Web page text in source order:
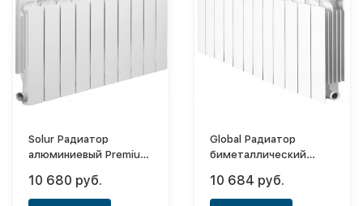
Solur Радиатор
алюминиевый Premium
секционный)
10 680 руб.
Global Радиатор
биметаллический
(боковое)
10 684 руб.